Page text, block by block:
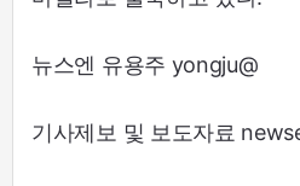
뉴스엔 유용주 yongju@
기사제보 및 보도자료